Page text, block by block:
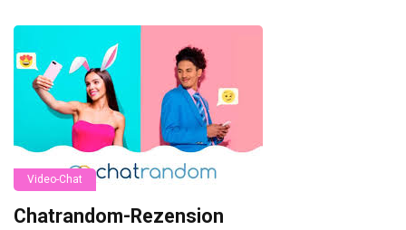
Video-Chat
Chatrandom-Rezension